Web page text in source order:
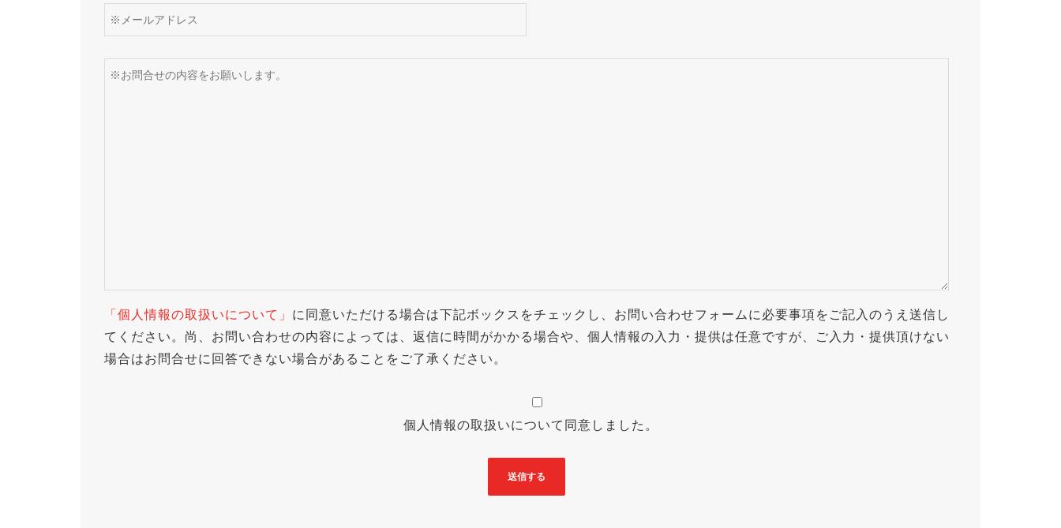
「個人情報の取扱いについて」 に同意いただける場合は下記ボックスをチェックし、お問い合わせフォームに必要事項をご記入のうえ送信し
てください。尚、お問い合わせの内容によっては、返信に時間がかかる場合や、個人情報の入力・提供は任意ですが、ご入力・提供頂けない
場合はお問合せに回答できない場合があることをご了承ください。
個人情報の取扱いについて同意しました。